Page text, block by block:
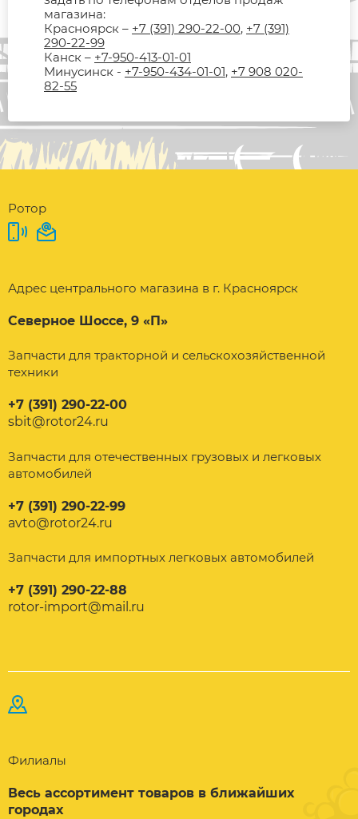
магазина:
Красноярск – +7 (391) 290-22-00, +7 (391)
290-22-99
Канск – +7-950-413-01-01
Минусинск - +7-950-434-01-01, +7 908 020-
82-55
Ротор
Адрес центрального магазина в г. Красноярск
Северное Шоссе, 9 «П»
Запчасти для тракторной и сельскохозяйственной
техники
+7 (391) 290-22-00
sbit@rotor24.ru
Запчасти для отечественных грузовых и легковых
автомобилей
+7 (391) 290-22-99
avto@rotor24.ru
Запчасти для импортных легковых автомобилей
+7 (391) 290-22-88
rotor-import@mail.ru
Филиалы
Весь ассортимент товаров в ближайших
городах